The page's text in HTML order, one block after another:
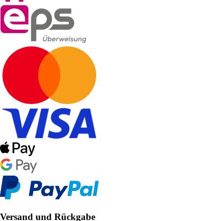
Versand und Rückgabe